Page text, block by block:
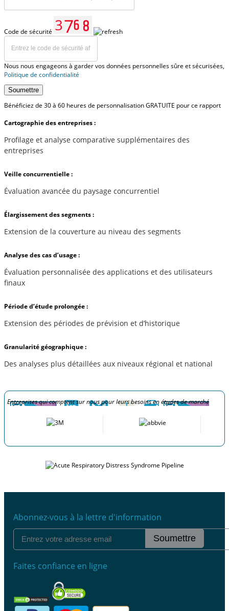
Code de sécurité
Nous nous engageons à garder vos données personnelles sûre et sécurisées,
Politique de confidentialité
Soumettre
Bénéficiez de 30 à 60 heures de personnalisation GRATUITE pour ce rapport
Cartographie des entreprises :
Profilage et analyse comparative supplémentaires des
entreprises
Veille concurrentielle :
Évaluation avancée du paysage concurrentiel
Élargissement des segments :
Extension de la couverture au niveau des segments
Analyse des cas d’usage :
Évaluation personnalisée des applications et des utilisateurs
finaux
Période d’étude prolongée :
Extension des périodes de prévision et d’historique
Granularité géographique :
Des analyses plus détaillées aux niveaux régional et national
Entreprises qui comptent sur nous pour leurs besoins en études de marché
Abonnez-vous à la lettre d'information
Soumettre
Faites confiance en ligne